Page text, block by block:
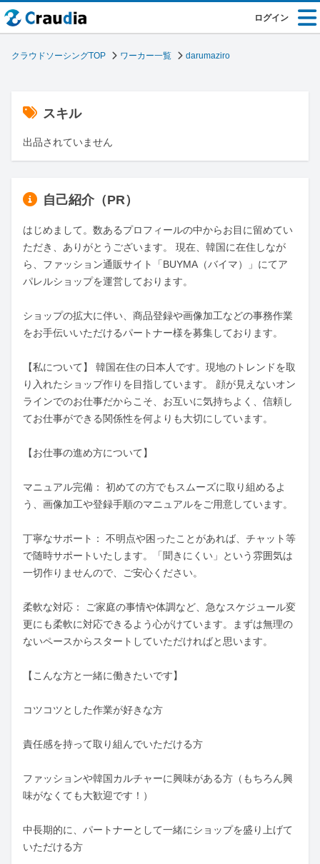
ログイン
クラウドソーシングTOP ワーカー一覧 darumaziro
スキル
出品されていません
自己紹介（PR）
はじめまして。数あるプロフィールの中からお目に留めてい
ただき、ありがとうございます。 現在、韓国に在住しなが
ら、ファッション通販サイト「BUYMA（バイマ）」にてア
パレルショップを運営しております。
ショップの拡大に伴い、商品登録や画像加工などの事務作業
をお手伝いいただけるパートナー様を募集しております。
【私について】 韓国在住の日本人です。現地のトレンドを取
り入れたショップ作りを目指しています。 顔が見えないオン
ラインでのお仕事だからこそ、お互いに気持ちよく、信頼し
てお仕事ができる関係性を何よりも大切にしています。
【お仕事の進め方について】
マニュアル完備： 初めての方でもスムーズに取り組めるよ
う、画像加工や登録手順のマニュアルをご用意しています。
丁寧なサポート： 不明点や困ったことがあれば、チャット等
で随時サポートいたします。「聞きにくい」という雰囲気は
一切作りませんので、ご安心ください。
柔軟な対応： ご家庭の事情や体調など、急なスケジュール変
更にも柔軟に対応できるよう心がけています。まずは無理の
ないペースからスタートしていただければと思います。
【こんな方と一緒に働きたいです】
コツコツとした作業が好きな方
責任感を持って取り組んでいただける方
ファッションや韓国カルチャーに興味がある方（もちろん興
味がなくても大歓迎です！）
中長期的に、パートナーとして一緒にショップを盛り上げて
いただける方